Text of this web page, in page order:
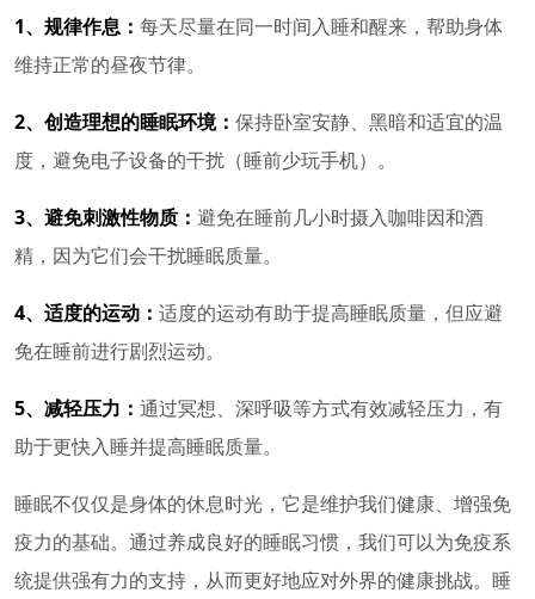
1、规律作息： 每天尽量在同一时间入睡和醒来，帮助身体
维持正常的昼夜节律。
2、创造理想的睡眠环境： 保持卧室安静、黑暗和适宜的温
度，避免电子设备的干扰（睡前少玩手机）。
3、避免刺激性物质： 避免在睡前几小时摄入咖啡因和酒
精，因为它们会干扰睡眠质量。
4、适度的运动： 适度的运动有助于提高睡眠质量，但应避
免在睡前进行剧烈运动。
5、减轻压力： 通过冥想、深呼吸等方式有效减轻压力，有
助于更快入睡并提高睡眠质量。
睡眠不仅仅是身体的休息时光，它是维护我们健康、增强免
疫力的基础。通过养成良好的睡眠习惯，我们可以为免疫系
统提供强有力的支持，从而更好地应对外界的健康挑战。睡